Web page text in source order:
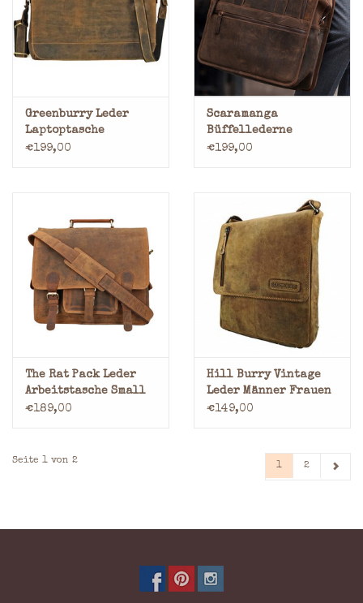
Greenburry Leder
Laptoptasche
Umhängetasche
€199,00
Scaramanga
Büffellederne
Laptoptasche
€199,00
The Rat Pack Leder
Arbeitstasche Small
€189,00
Hill Burry Vintage
Leder Männer Frauen
Schultertasche
€149,00
Seite 1 von 2 1 2